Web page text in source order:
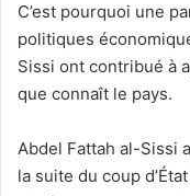
C’est pourquoi une
politiques
Sissi ont contribué à
que connaît le pays.
Abdel Fattah al-Sissi
la suite du coup